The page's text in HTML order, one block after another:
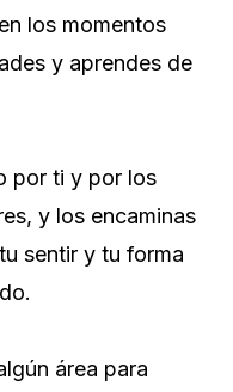
los momentos
y aprendes de
por ti y por los
y los encaminas
sentir y tu forma
área para